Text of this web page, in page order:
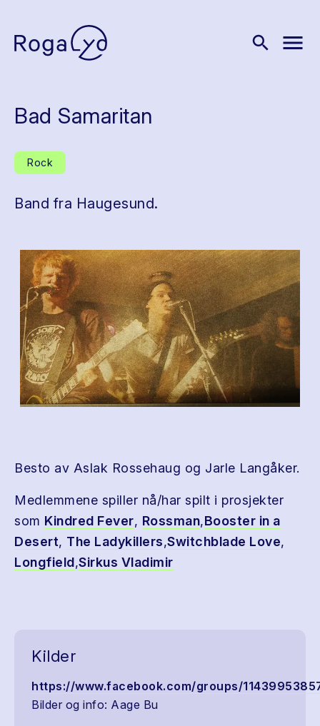
search menu
Bad Samaritan
Rock
Band fra Haugesund.
Besto av Aslak Rossehaug og Jarle Langåker.
Medlemmene spiller nå/har spilt i prosjekter
som Kindred Fever, Rossman,Booster in a
Desert, The Ladykillers,Switchblade Love,
Longfield,Sirkus Vladimir
Kilder
https://www.facebook.com/groups/
Bilder og info: Aage Bu